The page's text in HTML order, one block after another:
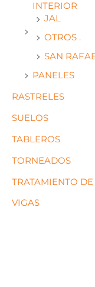
INTERIOR
JAL
OTROS .
SAN
PANELES
RASTRELES
SUELOS
TABLEROS
TORNEADOS
TRATAMIENTO
VIGAS